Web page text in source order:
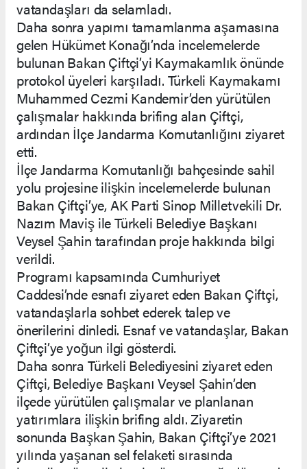
vatandaşları da selamladı.
Daha sonra yapımı tamamlanma aşamasına
gelen Hükümet Konağı’nda incelemelerde
bulunan Bakan Çiftçi’yi Kaymakamlık önünde
protokol üyeleri karşıladı. Türkeli Kaymakamı
Muhammed Cezmi Kandemir’den yürütülen
çalışmalar hakkında brifing alan Çiftçi,
ardından İlçe Jandarma Komutanlığını ziyaret
etti.
İlçe Jandarma Komutanlığı bahçesinde sahil
yolu projesine ilişkin incelemelerde bulunan
Bakan Çiftçi’ye, AK Parti Sinop Milletvekili Dr.
Nazım Maviş ile Türkeli Belediye Başkanı
Veysel Şahin tarafından proje hakkında bilgi
verildi.
Programı kapsamında Cumhuriyet
Caddesi’nde esnafı ziyaret eden Bakan Çiftçi,
vatandaşlarla sohbet ederek talep ve
önerilerini dinledi. Esnaf ve vatandaşlar, Bakan
Çiftçi’ye yoğun ilgi gösterdi.
Daha sonra Türkeli Belediyesini ziyaret eden
Çiftçi, Belediye Başkanı Veysel Şahin’den
ilçede yürütülen çalışmalar ve planlanan
yatırımlara ilişkin brifing aldı. Ziyaretin
sonunda Başkan Şahin, Bakan Çiftçi’ye 2021
yılında yaşanan sel felaketi sırasında